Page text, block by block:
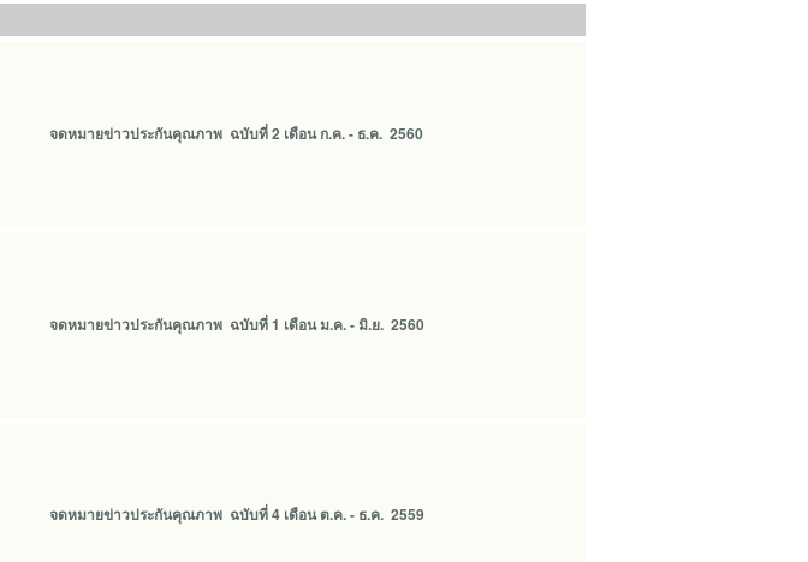
จดหมายข่าวประกันคุณภาพ ฉบับที่ 2 เดือน ก.ค. - ธ.ค. 2560
จดหมายข่าวประกันคุณภาพ ฉบับที่ 1 เดือน ม.ค. - มิ.ย. 2560
จดหมายข่าวประกันคุณภาพ ฉบับที่ 4 เดือน ต.ค. - ธ.ค. 2559